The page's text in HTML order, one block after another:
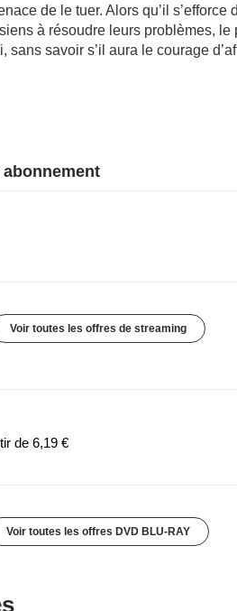
de le tuer. Alors qu’il s’efforce
à résoudre leurs problèmes, le
sans savoir s’il aura le courage
abonnement
Voir toutes les offres de streaming
de 6,19 €
Voir toutes les offres DVD BLU-RAY